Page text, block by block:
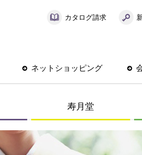
カタログ請求
ネットショッピング
寿月堂